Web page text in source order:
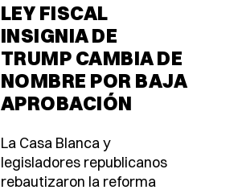
LEY FISCAL
INSIGNIA DE
TRUMP CAMBIA DE
NOMBRE POR BAJA
APROBACIÓN
La Casa Blanca y
legisladores republicanos
rebautizaron la reforma